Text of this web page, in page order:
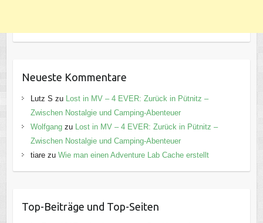
Neueste Kommentare
Lutz S zu Lost in MV – 4 EVER: Zurück in Pütnitz –
Zwischen Nostalgie und Camping-Abenteuer
Wolfgangzu Lost in MV – 4 EVER: Zurück in Pütnitz –
Zwischen Nostalgie und Camping-Abenteuer
tiarezu Wie man einen Adventure Lab Cache erstellt
Top-Beiträge und Top-Seiten